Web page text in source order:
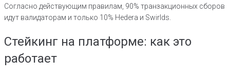
Согласно действующим правилам, 90% транзакционных сборов
идут валидаторам и только 10% Hedera и Swirlds.
Стейкинг на платформе: как это
работает